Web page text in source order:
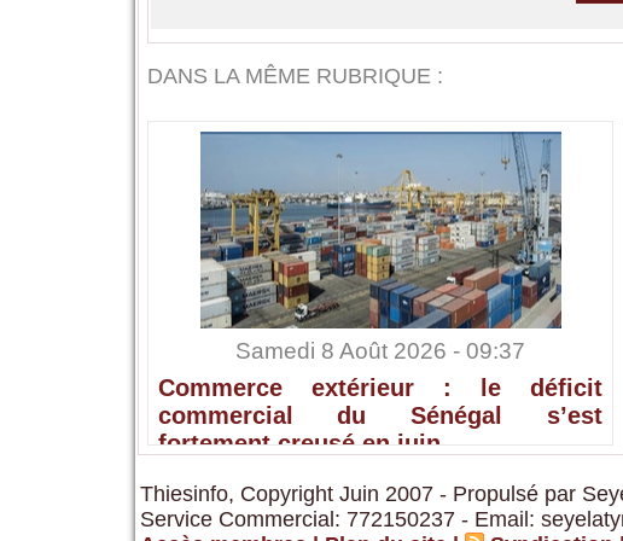
DANS LA MÊME RUBRIQUE :
Samedi 8 Août 2026 - 09:37
Commerce extérieur : le déficit
commercial du Sénégal s’est
fortement creusé en juin
Thiesinfo, Copyright Juin 2007 - Propulsé par
Service Commercial: 772150237 - Email: